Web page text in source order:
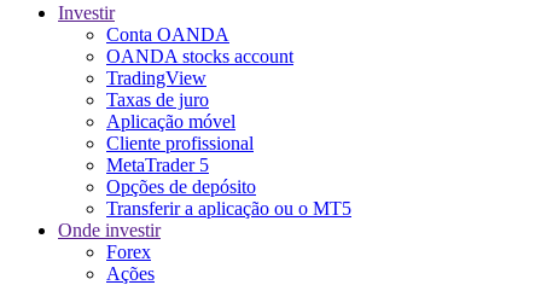
Investir
Conta OANDA
OANDA stocks account
TradingView
Taxas de juro
Aplicação móvel
Cliente profissional
MetaTrader 5
Opções de depósito
Transferir a aplicação ou o MT5
Onde investir
Forex
Ações